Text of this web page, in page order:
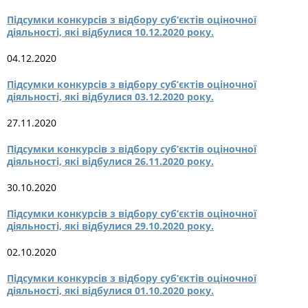
Підсумки конкурсів з відбору суб’єктів оціночної
діяльності, які відбулися 10.12.2020 року.
04.12.2020
Підсумки конкурсів з відбору суб’єктів оціночної
діяльності, які відбулися 03.12.2020 року.
27.11.2020
Підсумки конкурсів з відбору суб’єктів оціночної
діяльності, які відбулися 26.11.2020 року.
30.10.2020
Підсумки конкурсів з відбору суб’єктів оціночної
діяльності, які відбулися 29.10.2020 року.
02.10.2020
Підсумки конкурсів з відбору суб’єктів оціночної
діяльності, які відбулися 01.10.2020 року.